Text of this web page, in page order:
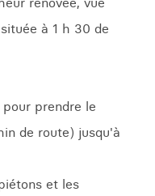
à 1 h 30 de
prendre le
de route) jusqu'à
et les